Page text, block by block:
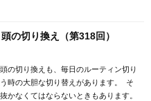
の切り換え（第318回）
の切り換えも、毎日のルーティン切り
時の大胆な切り替えがあります。 そ
かなくてはならないときもあります。